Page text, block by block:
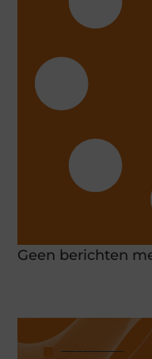
Geen berichten